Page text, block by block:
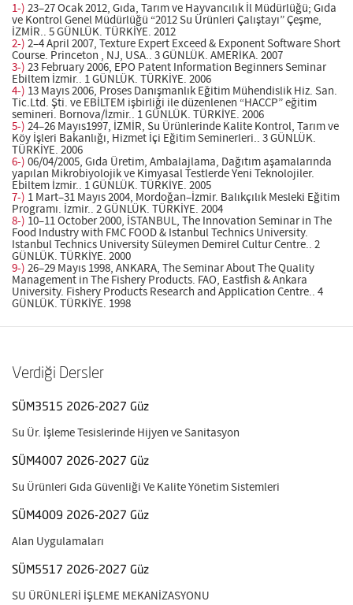
1-) 23–27 Ocak 2012, Gıda, Tarım ve Hayvancılık İl Müdürlüğü; Gıda
ve Kontrol Genel Müdürlüğü “2012 Su Ürünleri Çalıştayı” Çeşme,
İZMİR.. 5 GÜNLÜK. TÜRKİYE. 2012
2-) 2–4 April 2007, Texture Expert Exceed & Exponent Software Short
Course. Princeton , NJ, USA.. 3 GÜNLÜK. AMERİKA. 2007
3-) 23 February 2006, EPO Patent Information Beginners Seminar
Ebiltem İzmir.. 1 GÜNLÜK. TÜRKİYE. 2006
4-) 13 Mayıs 2006, Proses Danışmanlık Eğitim Mühendislik Hiz. San.
Tic.Ltd. Şti. ve EBİLTEM işbirliği ile düzenlenen “HACCP” eğitim
semineri. Bornova/İzmir.. 1 GÜNLÜK. TÜRKİYE. 2006
5-) 24–26 Mayıs1997, İZMİR, Su Ürünlerinde Kalite Kontrol, Tarım ve
Köy İşleri Bakanlığı, Hizmet İçi Eğitim Seminerleri.. 3 GÜNLÜK.
TÜRKİYE. 2006
6-) 06/04/2005, Gıda Üretim, Ambalajlama, Dağıtım aşamalarında
yapılan Mikrobiyolojik ve Kimyasal Testlerde Yeni Teknolojiler.
Ebiltem İzmir.. 1 GÜNLÜK. TÜRKİYE. 2005
7-) 1 Mart–31 Mayıs 2004, Mordoğan–İzmir. Balıkçılık Mesleki Eğitim
Programı. İzmir.. 2 GÜNLÜK. TÜRKİYE. 2004
8-) 10–11 October 2000, İSTANBUL, The Innovation Seminar in The
Food Industry with FMC FOOD & Istanbul Technics University.
Istanbul Technics University Süleymen Demirel Cultur Centre.. 2
GÜNLÜK. TÜRKİYE. 2000
9-) 26–29 Mayıs 1998, ANKARA, The Seminar About The Quality
Management in The Fishery Products. FAO, Eastfish & Ankara
University. Fishery Products Research and Application Centre.. 4
GÜNLÜK. TÜRKİYE. 1998
Verdiği Dersler
SÜM3515 2026-2027 Güz
Su Ür. İşleme Tesislerinde Hijyen ve Sanitasyon
SÜM4007 2026-2027 Güz
Su Ürünleri Gıda Güvenliği Ve Kalite Yönetim Sistemleri
SÜM4009 2026-2027 Güz
Alan Uygulamaları
SÜM5517 2026-2027 Güz
SU ÜRÜNLERİ İŞLEME MEKANİZASYONU